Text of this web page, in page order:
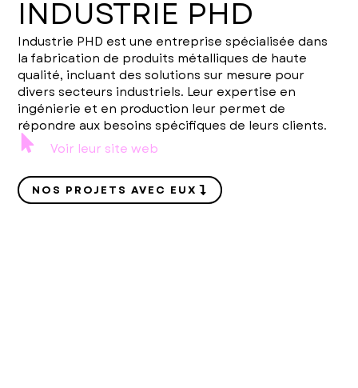
INDUSTRIE PHD
Industrie PHD est une entreprise spécialisée dans
la fabrication de produits métalliques de haute
qualité, incluant des solutions sur mesure pour
divers secteurs industriels. Leur expertise en
ingénierie et en production leur permet de
répondre aux besoins spécifiques de leurs clients.
Voir leur site web
NOS PROJETS AVEC EUX